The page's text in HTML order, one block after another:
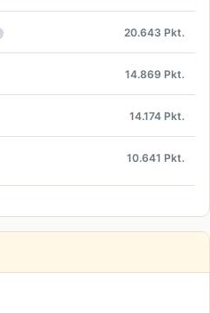
20.643 Pkt.
14.869 Pkt.
14.174 Pkt.
10.641 Pkt.